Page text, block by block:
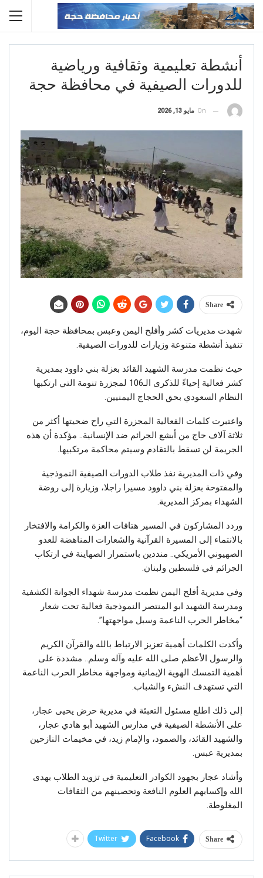
أنشطة تعليمية وثقافية ورياضية
للدورات الصيفية في محافظة حجة
On مايو 13, 2026
Share
شهدت مديريات كشر وأفلح اليمن وعبس بمحافظة حجة اليوم،
تنفيذ أنشطة متنوعة وزيارات للدورات الصيفية.
حيث نظمت مدرسة الشهيد القائد بعزلة بني داوود بمديرية
كشر فعالية إحياءً للذكرى الـ106 لمجزرة تنومة التي ارتكبها
النظام السعودي بحق الحجاج اليمنيين.
واعتبرت كلمات الفعالية المجزرة التي راح ضحيتها أكثر من
ثلاثة آلاف حاج من أبشع الجرائم ضد الإنسانية.. مؤكدة أن هذه
الجريمة لن تسقط بالتقادم وسيتم محاكمة مرتكبيها.
وفي ذات المديرية نفذ طلاب الدورات الصيفية النموذجية
والمفتوحة بعزلة بني داوود مسيرا راجلا، وزيارة إلى روضة
الشهداء بمركز المديرية.
وردد المشاركون في المسير هتافات العزة والكرامة والافتخار
بالانتماء إلى المسيرة القرآنية والشعارات المناهضة للعدو
الصهيوني الأمريكي.. منددين باستمرار الصهاينة في ارتكاب
الجرائم في فلسطين ولبنان.
وفي مديرية أفلح اليمن نظمت مدرسة شهداء الجوانة الكشفية
ومدرسة الشهيد ابو المنتصر النموذجية فعالية تحت شعار
“مخاطر الحرب الناعمة وسبل مواجهتها”.
وأكدت الكلمات أهمية تعزيز الارتباط بالله والقرآن الكريم
والرسول الأعظم صلى الله عليه وآله وسلم.. مشددة على
أهمية التمسك الهوية الإيمانية ومواجهة مخاطر الحرب الناعمة
التي تستهدف النشء والشباب.
إلى ذلك اطلع مسئول التعبئة في مديرية حرض يحيى عجار،
على الأنشطة الصيفية في مدارس الشهيد أبو هادي عجار،
والشهيد القائد، والصمود، والإمام زيد، في مخيمات النازحين
بمديرية عبس.
وأشاد عجار بجهود الكوادر التعليمية في تزويد الطلاب بهدى
الله وإكسابهم العلوم النافعة وتحصينهم من الثقافات
المغلوطة.
Share
Facebook
Twitter